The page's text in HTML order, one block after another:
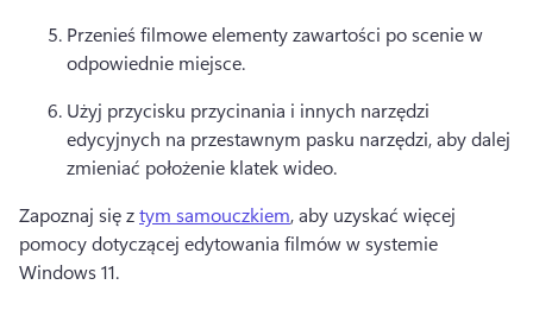
Przenieś filmowe elementy zawartości po scenie w
odpowiednie miejsce.
Użyj przycisku przycinania i innych narzędzi
edycyjnych na przestawnym pasku narzędzi, aby dalej
zmieniać położenie klatek wideo.
Zapoznaj się z tym samouczkiem, aby uzyskać więcej
pomocy dotyczącej edytowania filmów w systemie
Windows 11.